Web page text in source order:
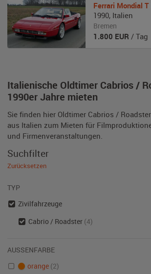
Italienische Oldtimer Cabrios /
1990er Jahre mieten
Sie finden hier Oldtimer Cabrios /
aus Italien zum Mieten für
und Firmenveranstaltungen.
Ferrari Mondial T
1990, Italien
Bremen
1.800 EUR / Tag
Suchfilter
Zurücksetzen
TYP
Zivilfahrzeuge
Cabrio / Roadster (4)
AUSSENFARBE
orange (2)